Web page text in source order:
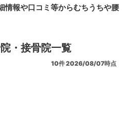
情報や口コミ等からむちうちや腰
・接骨院一覧
10件2026/08/07時点